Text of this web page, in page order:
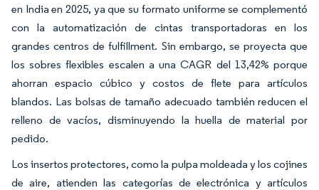
en India en 2025, ya que su formato uniforme se complementó
con la automatización de cintas transportadoras en los
grandes centros de fulfillment. Sin embargo, se proyecta que
los sobres flexibles escalen a una CAGR del 13,42% porque
ahorran espacio cúbico y costos de flete para artículos
blandos. Las bolsas de tamaño adecuado también reducen el
relleno de vacíos, disminuyendo la huella de material por
pedido.
Los insertos protectores, como la pulpa moldeada y los cojines
de aire, atienden las categorías de electrónica y artículos